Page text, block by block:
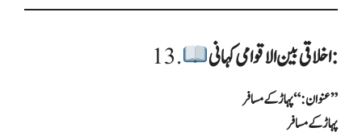
13. اخلاقی بین الاقوامی کہانی:
عنوان: “پہاڑ کے مسافر”
پہاڑ کے مسافر